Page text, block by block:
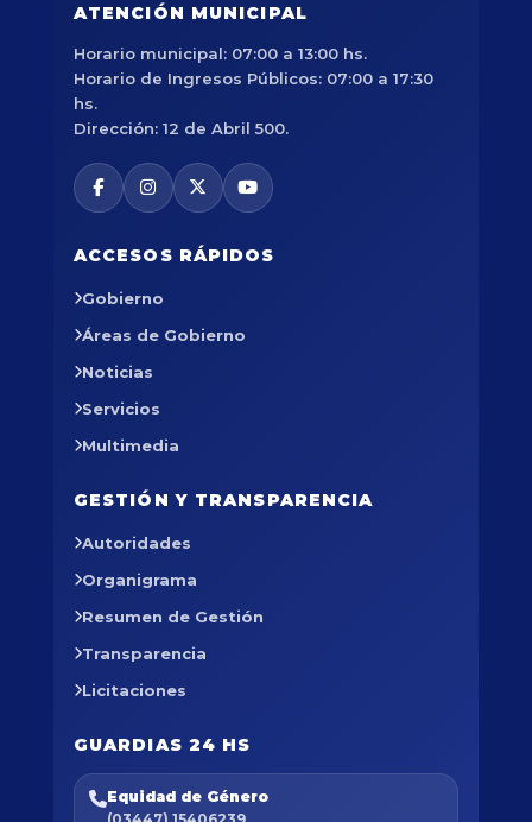
ATENCIÓN MUNICIPAL
Horario municipal: 07:00 a 13:00 hs.
Horario de Ingresos Públicos: 07:00 a 17:30
hs.
Dirección: 12 de Abril 500.
ACCESOS RÁPIDOS
Gobierno
Áreas de Gobierno
Noticias
Servicios
Multimedia
GESTIÓN Y TRANSPARENCIA
Autoridades
Organigrama
Resumen de Gestión
Transparencia
Licitaciones
GUARDIAS 24 HS
Equidad de Género